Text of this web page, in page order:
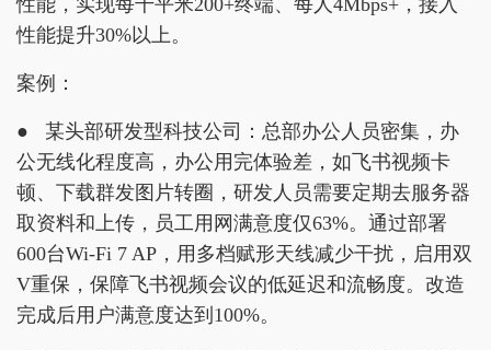
性能提升30%以上。
案例：
● 某头部研发型科技公司：总部办公人员密集，办
公无线化程度高，办公用完体验差，如飞书视频卡
顿、下载群发图片转圈，研发人员需要定期去服务器
取资料和上传，员工用网满意度仅63%。通过部署
600台Wi-Fi 7 AP，用多档赋形天线减少干扰，启用双
V重保，保障飞书视频会议的低延迟和流畅度。改造
完成后用户满意度达到100%。